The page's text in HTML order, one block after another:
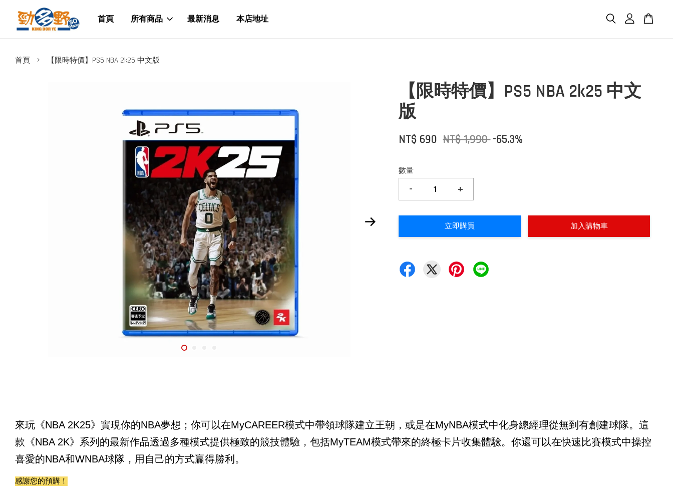
首頁 所有商品 最新消息 本店地址
首頁 › 【限時特價】PS5 NBA 2k25 中文版
【限時特價】PS5 NBA 2k25 中文
版
NT$ 690 NT$ 1,990-65.3%
數量
- +
立即購買 加入購物車
來玩《NBA 2K25》實現你的NBA夢想；你可以在MyCAREER模式中帶領球隊建立王朝，或是在MyNBA模式中化身總經理從無到有創建球隊。這
款《NBA 2K》系列的最新作品透過多種模式提供極致的競技體驗，包括MyTEAM模式帶來的終極卡片收集體驗。你還可以在快速比賽模式中操控
喜愛的NBA和WNBA球隊，用自己的方式贏得勝利。
感謝您的預購！